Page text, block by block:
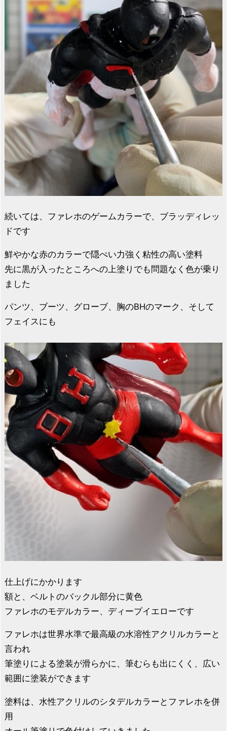
続いては、ファレホのゲームカラーで、ブラッディレッ
ドです
鮮やかな赤のカラーで隠ぺい力強く粘性の高い塗料
先に黒が入ったところへの上塗りでも問題なく色が乗り
ました
パンツ、ブーツ、グローブ、胸のBHのマーク、そして
フェイスにも
仕上げにかかります
額と、ベルトのバックル部分に黄色
ファレホのモデルカラー、ディープイエローです
ファレホは世界水準で最高級の水溶性アクリルカラーと
言われ
筆塗りによる塗装が滑らかに、筆むらも出にくく、広い
範囲に塗装ができます
塗料は、水性アクリルのシタデルカラーとファレホを併
用